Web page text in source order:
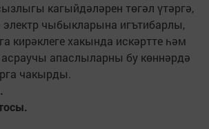
кагыйдәләрен төгәл үтәргә,
чыбыкларына игътибарлы,
кирәклеге хакында искәртте һәм
апаслыларны бу көннәрдә
чакырды.